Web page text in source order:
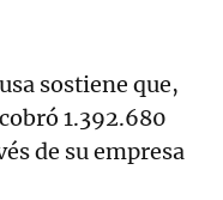
sostiene que,
1.392.680
de su empresa